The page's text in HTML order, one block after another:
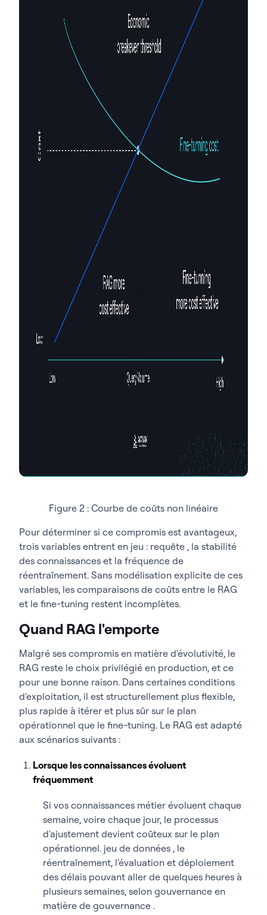
Figure 2 : Courbe de coûts non linéaire
Pour déterminer si ce compromis est avantageux,
trois variables entrent en jeu : requête , la stabilité
des connaissances et la fréquence de
réentraînement. Sans modélisation explicite de ces
variables, les comparaisons de coûts entre le RAG
et le fine-tuning restent incomplètes.
Quand RAG l'emporte
Malgré ses compromis en matière d'évolutivité, le
RAG reste le choix privilégié en production, et ce
pour une bonne raison. Dans certaines conditions
d'exploitation, il est structurellement plus flexible,
plus rapide à itérer et plus sûr sur le plan
opérationnel que le fine-tuning. Le RAG est adapté
aux scénarios suivants :
Lorsque les connaissances évoluent
fréquemment
Si vos connaissances métier évoluent chaque
semaine, voire chaque jour, le processus
d'ajustement devient coûteux sur le plan
opérationnel. jeu de données , le
réentraînement, l'évaluation et déploiement
des délais pouvant aller de quelques heures à
plusieurs semaines, selon gouvernance en
matière de gouvernance .